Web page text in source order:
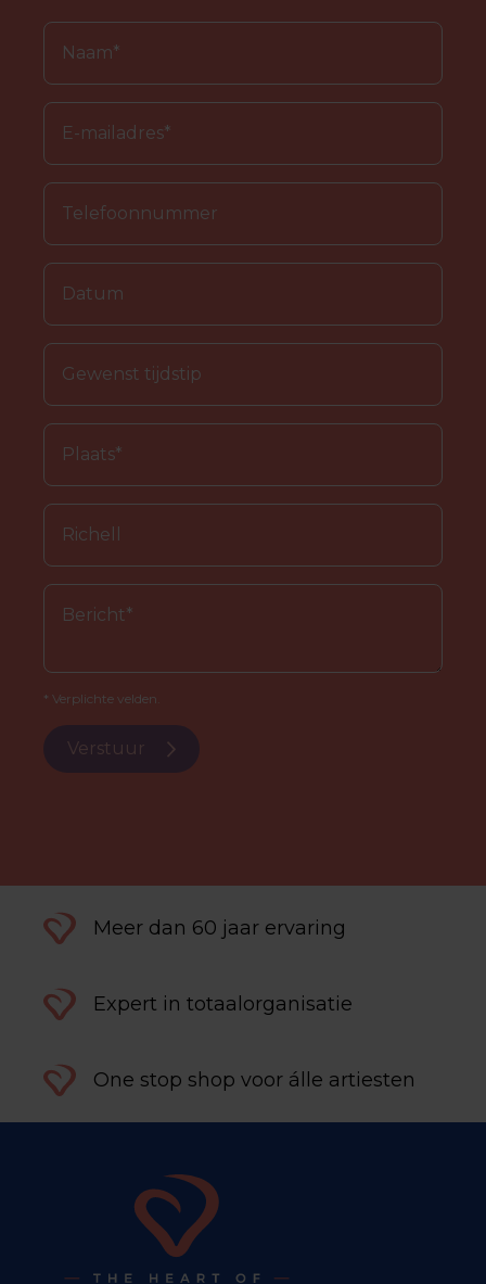
* Verplichte velden.
Verstuur
Meer dan 60 jaar ervaring
Expert in totaalorganisatie
One stop shop voor álle artiesten